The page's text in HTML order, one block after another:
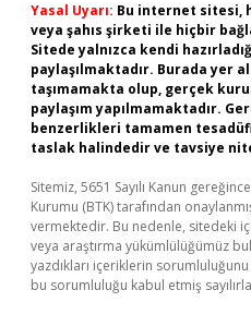
Yasal Uyarı: Bu internet sitesi,
veya şahıs şirketi ile hiçbir
Sitede yalnızca kendi
paylaşılmaktadır. Burada yer
taşımamakta olup, gerçek
paylaşım yapılmamaktadır.
benzerlikleri tamamen
taslak halindedir ve tavsiye
Sitemiz, 5651 Sayılı Kanun
Kurumu (BTK) tarafından
vermektedir. Bu nedenle, sitedeki
veya araştırma yükümlülüğümüz
yazdıkları içeriklerin
bu sorumluluğu kabul etmiş